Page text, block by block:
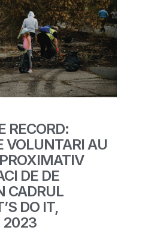
RECORD:
VOLUNTARI AU
DE DE
CADRUL
DO IT,
2023